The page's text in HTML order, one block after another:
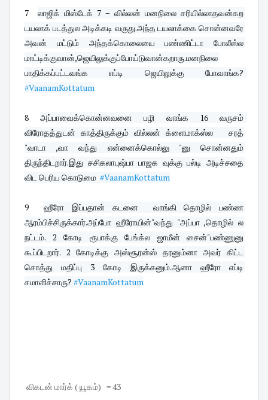
7 லாஜிக் மிஸ்டேக் 7 − வில்லன் மனநிலை சரியில்லாதவன்கற
டயலாக் படத்துல அடிக்கடி வருது.அந்த டயலாக்கை சொன்னவரே
அவன் மட்டும் அந்தக்கொலையை பண்ணிட்டா போலீஸ்ல
மாட்டிக்குவான்,ஜெயிலுக்குப்போய்டுவான்கறாரு.மனநிலை
#VaanamKottatum
8 அப்பாவைக்கொன்னவனை பழி வாங்க 16 வருசம்
விரோதத்துடன் காத்திருக்கும் வில்லன் க்ளைமாக்ஸ்ல   சரத்
"வாடா ,வா வந்து என்னைக்கொல்லு "னு சொன்னதும்
திருந்திடறார்.இது சசிகலாபுஷ்பா பாஜக வுக்கு பல்டி அடிச்சதை
விட பெரிய கொடுமை #VaanamKottatum
9 ஹீரோ இப்பதான் கடனை  வாங்கி தொழில் பண்ண
ஆரம்பிச்சிருக்கார்.அப்போ ஹீரோயின்"வந்து "அப்பா ,தொழில் ல
நட்டம். 2 கோடி ரூபாக்கு பேங்க்ல ஜாமீன் சைன்"பண்ணுனு
கூப்பிடறார். 2 கோடிக்கு அஸ்சூரன்ஸ் தரனும்னா அவர் கிட்ட
சொத்து மதிப்பு 3 கோடி இருக்கனும்.ஆனா ஹீரோ எப்டி
சமாளிச்சாரு? #VaanamKottatum
விகடன் மார்க் ( யூகம்) = 43